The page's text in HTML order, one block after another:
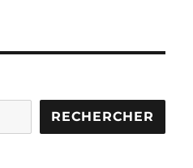
u
n
t
RECHERCHER